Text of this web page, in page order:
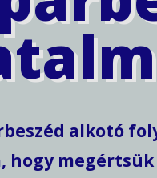
alkotó
hogy